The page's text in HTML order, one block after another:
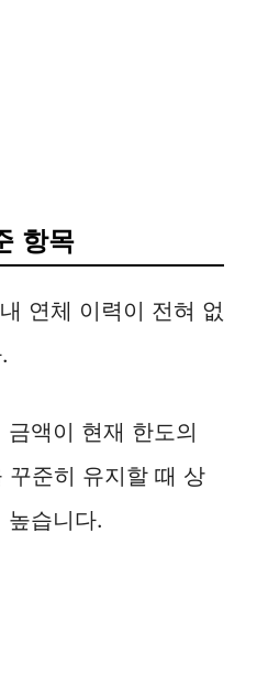
항목
연체 이력이 전혀 없
금액이 현재 한도의
꾸준히 유지할 때 상
높습니다.